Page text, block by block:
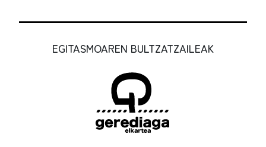
EGITASMOAREN BULTZATZAILEAK